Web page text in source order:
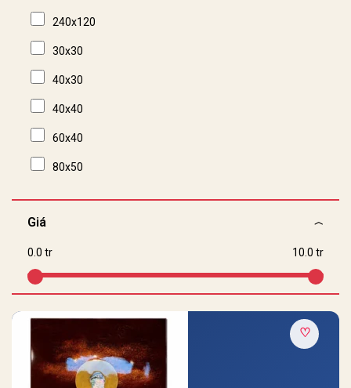
240x120
30x30
40x30
40x40
60x40
80x50
Giá
0.0 tr 10.0 tr
♡